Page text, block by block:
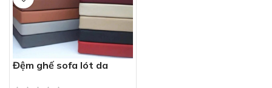
Đệm ghế sofa lót da